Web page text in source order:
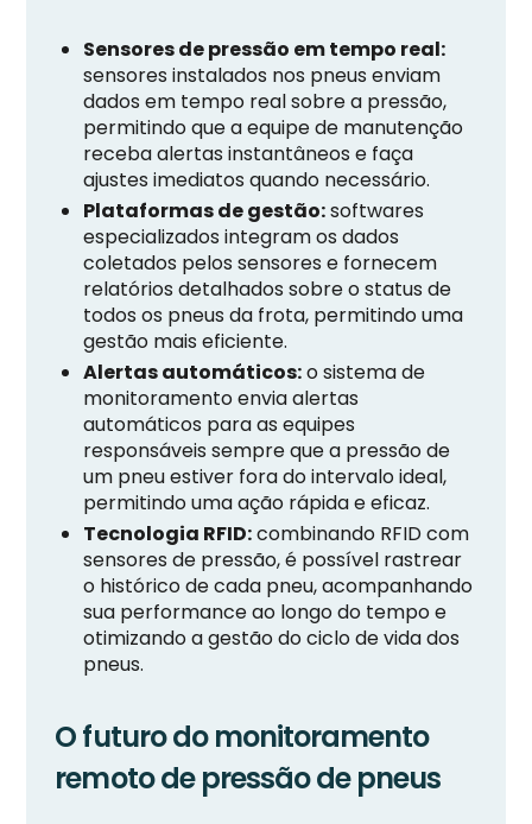
Sensores de pressão em tempo real:
sensores instalados nos pneus enviam
dados em tempo real sobre a pressão,
permitindo que a equipe de manutenção
receba alertas instantâneos e faça
ajustes imediatos quando necessário.
Plataformas de gestão:softwares
especializados integram os dados
coletados pelos sensores e fornecem
relatórios detalhados sobre o status de
todos os pneus da frota, permitindo uma
gestão mais eficiente.
Alertas automáticos:o sistema de
monitoramento envia alertas
automáticos para as equipes
responsáveis sempre que a pressão de
um pneu estiver fora do intervalo ideal,
permitindo uma ação rápida e eficaz.
Tecnologia RFID:combinando RFID com
sensores de pressão, é possível rastrear
o histórico de cada pneu, acompanhando
sua performance ao longo do tempo e
otimizando a gestão do ciclo de vida dos
pneus.
O futuro do monitoramento
remoto de pressão de pneus